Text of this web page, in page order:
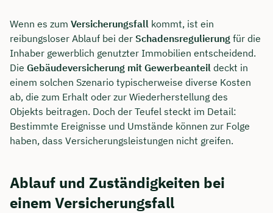
Wenn es zum Versicherungsfall kommt, ist ein
reibungsloser Ablauf bei der Schadensregulierung für die
Inhaber gewerblich genutzter Immobilien entscheidend.
Die Gebäudeversicherung mit Gewerbeanteil deckt in
einem solchen Szenario typischerweise diverse Kosten
ab, die zum Erhalt oder zur Wiederherstellung des
Objekts beitragen. Doch der Teufel steckt im Detail:
Bestimmte Ereignisse und Umstände können zur Folge
haben, dass Versicherungsleistungen nicht greifen.
Ablauf und Zuständigkeiten bei
einem Versicherungsfall